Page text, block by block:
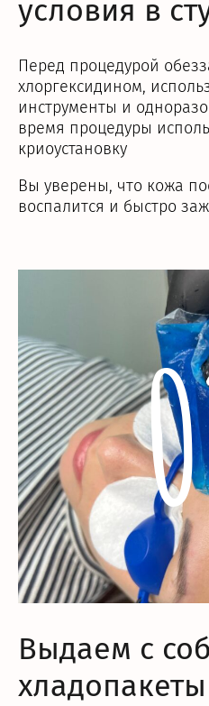
условия в
Перед процедурой
хлоргексидином,
инструменты и
время процедуры
криоустановку
Вы уверены, что кожа
воспалится и быстро
Выдаем с